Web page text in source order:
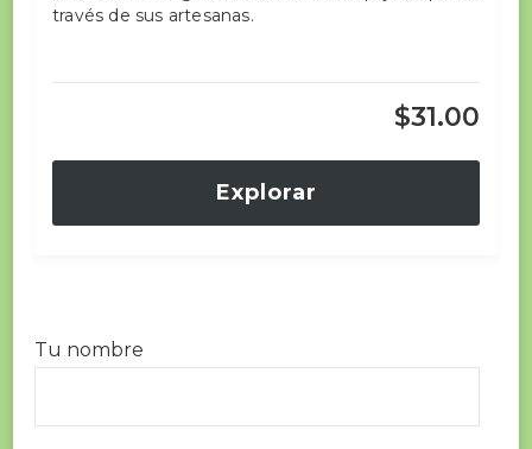
través de sus artesanas.
$31.00
Explorar
Tu nombre